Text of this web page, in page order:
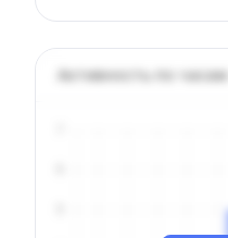
Активность по часам